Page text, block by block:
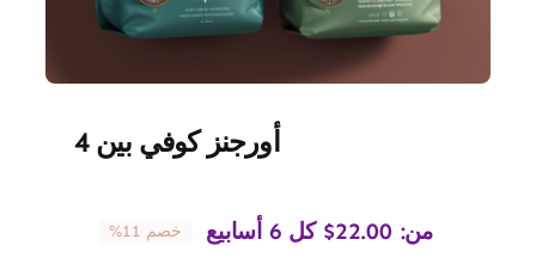
أورجنز كوفي بين 4
من: $22.00 كل 6 أسابيع خصم 11%